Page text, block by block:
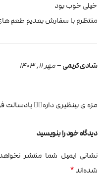
خیلی خوب بود
منتظرم با سفارش بعدیم طعم
شادی کریمی–مهر 11, 1403
مزه ی بینظیری داره✌🏻 پادسالت
دیدگاه خود را بنویسید
نشانی ایمیل شما منتشر
شده‌اند*